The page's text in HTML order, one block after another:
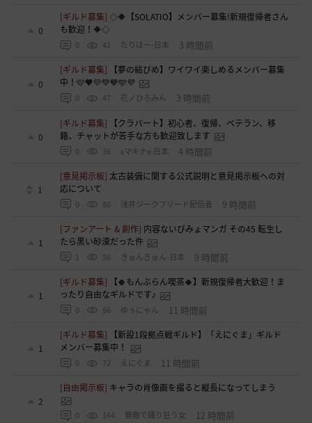
0
[ギルド募集]◇🔶【SOLATIO】メンバー募集!新規復帰者さん
も歓迎！🔶◇
0 42 たりほー-日本 3 時間前
0
[ギルド募集]
【夢の結びめ】ワイワイ楽しめるメンバー募集
中！🩷🧡💛💚💙🩵💜
0 47 花ノひろみん 3 時間前
0
[ギルド募集]
【クラバート】初心者、復帰、ベテラン、移
籍、チャットが苦手な方も歓迎致します
0 36 xマキナx-日本 4 時間前
1
[意見掲示板] 太古装備に関する公式説明と意見掲示板への対
応について
0 80 浅井ジークフリード配信者 9 時間前
1
[ファンアート & 創作] 内容ないびみょマンガ その45 転生し
たら黒い砂漠だった件
1 56 きゅんきゅん-日本 9 時間前
1
[ギルド募集]
【🍀もんぶらん喫茶🍀】新規復帰者大歓迎！ま
ったり自由なギルドです♪
0 66 ゆぅにゃん 11 時間前
1
[ギルド募集]
【新設1段拠点戦ギルド】「えにぐま」ギルド
メンバー募集中！
0 72 えにぐま 11 時間前
2
[自由掲示板] キャラの肖像画を撮ると縦長になってしまう
0 164 無敵で踊り狂う女 12 時間前